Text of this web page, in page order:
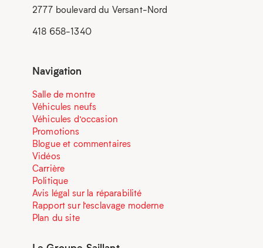
2777 boulevard du Versant-Nord
418 658-1340
Navigation
Salle de montre
Véhicules neufs
Véhicules d’occasion
Promotions
Blogue et commentaires
Vidéos
Carrière
Politique
Avis légal sur la réparabilité
Rapport sur l’esclavage moderne
Plan du site